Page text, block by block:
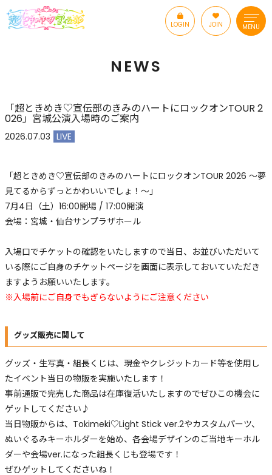
LOGIN JOIN MENU
NEWS
「超ときめき♡宣伝部のきみのハートにロックオンTOUR 2
026」宮城公演入場時のご案内
2026.07.03 LIVE
「超ときめき♡宣伝部のきみのハートにロックオンTOUR 2026 ～夢
見てるからずっとかわいいでしょ！～」
7月4日（土）16:00開場 / 17:00開演
会場：宮城・仙台サンプラザホール
入場口でチケットの確認をいたしますので当日、お並びいただいて
いる際にご自身のチケットページを画面に表示しておいていただき
ますようお願いいたします。
※入場前にご自身でもぎらないようにご注意ください
グッズ販売に関して
グッズ・生写真・組長くじは、現金やクレジットカード等を使用し
たイベント当日の物販を実施いたします！
事前通販で完売した商品は在庫復活いたしますのでぜひこの機会に
ゲットしてください♪
当日物販からは、Tokimeki♡Light Stick ver.2やカスタムパーツ、
ぬいぐるみキーホルダーを始め、各会場デザインのご当地キーホル
ダーや会場ver.になった組長くじも登場です！
ぜひゲットしてくださいね！